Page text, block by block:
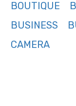
BOUTIQUE
BUSINESS
CAMERA